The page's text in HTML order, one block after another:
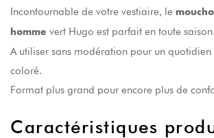
Incontournable de votre vestiaire, le
homme vert Hugo est parfait en toute saison.
A utiliser sans modération pour un
coloré.
Format plus grand pour encore plus de
Caractéristiques